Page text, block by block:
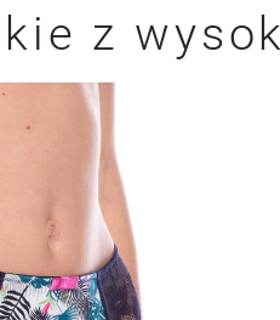
Zapomniałem hasła
SIĘ
z